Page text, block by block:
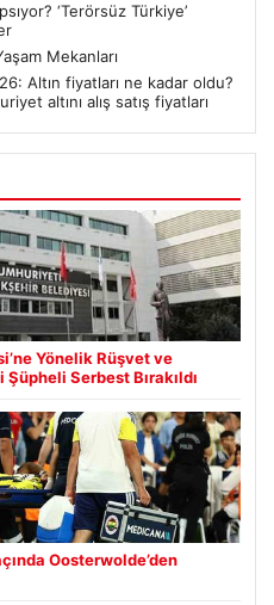
‘Terörsüz Türkiye’
Mekanları
Altın fiyatları ne kadar oldu?
altını alış satış fiyatları
Yönelik Rüşvet ve
Serbest Bırakıldı
Oosterwolde’den